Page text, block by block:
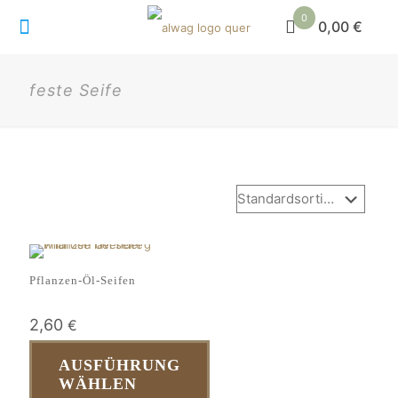
0 0,00 €
feste Seife
Pflanzen-Öl-Seifen
2,60 €
AUSFÜHRUNG
WÄHLEN